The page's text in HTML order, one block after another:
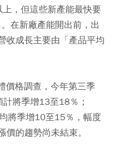
，但這些新產能最快要
在新廠產能開出前，出
收成長主要由「產品平均
價格調查，今年第三季
將季增13至18％；
將季增10至15％，幅度
的趨勢尚未結束。